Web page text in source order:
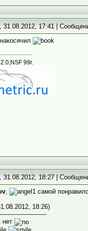
31.08.2012, 17:41 |
99г.
31.08.2012, 18:27 |
, самой
18:26)
нет